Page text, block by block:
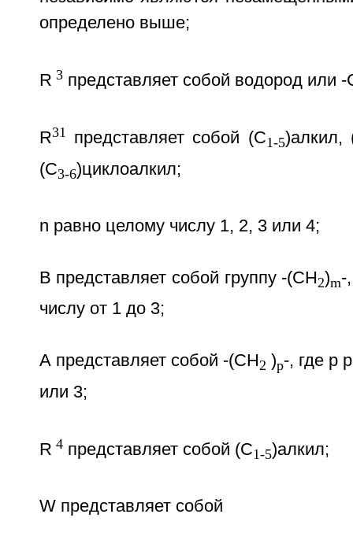
определено выше;
R 3представляет собой водород или -
R31 представляет собой (C1-5)алкил,
(С3-6)циклоалкил;
n равно целому числу 1, 2, 3 или 4;
В представляет собой группу -(CH2)m-
числу от 1 до 3;
А представляет собой -(СН2 )р-, где р
или 3;
R 4представляет собой (С1-5)алкил;
W представляет собой